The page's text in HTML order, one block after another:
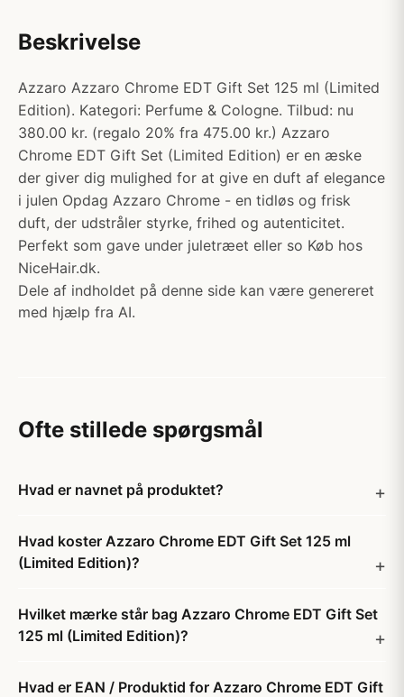
Beskrivelse
Azzaro Azzaro Chrome EDT Gift Set 125 ml (Limited
Edition). Kategori: Perfume & Cologne. Tilbud: nu
380.00 kr. (regalo 20% fra 475.00 kr.) Azzaro
Chrome EDT Gift Set (Limited Edition) er en æske
der giver dig mulighed for at give en duft af elegance
i julen Opdag Azzaro Chrome - en tidløs og frisk
duft, der udstråler styrke, frihed og autenticitet.
Perfekt som gave under juletræet eller so Køb hos
NiceHair.dk.
Dele af indholdet på denne side kan være genereret
med hjælp fra AI.
Ofte stillede spørgsmål
Hvad er navnet på produktet?
Hvad koster Azzaro Chrome EDT Gift Set 125 ml
(Limited Edition)?
Hvilket mærke står bag Azzaro Chrome EDT Gift Set
125 ml (Limited Edition)?
Hvad er EAN / Produktid for Azzaro Chrome EDT Gift